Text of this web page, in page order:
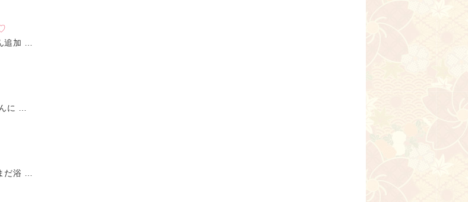
追加 …
に …
だ浴 …